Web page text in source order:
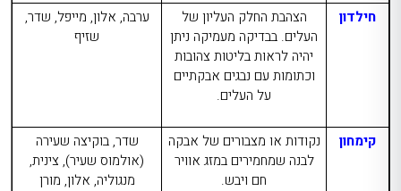
חילדון
הצהבת החלק העליון של
העלים. בבדיקה מעמיקה ניתן
יהיה לראות בליטות צהובות
וכתומות עם נבגים אבקתיים
על העלים.
ערבה, אלון, מייפל, שדר,
שזיף
קימחון
נקודות או מצבורים של אבקה
לבנה שמחמירים במזג אוויר
חם ויבש.
שדר, בוקיצה שעירה
(אולמוס שעיר), צינית,
מנגוליה, אלון, מורן